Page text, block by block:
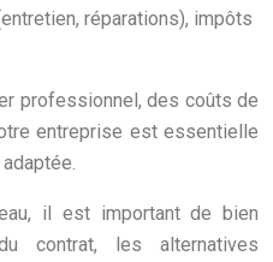
réparations), impôts
professionnel, des coûts de
entreprise est essentielle
il est important de bien
contrat, les alternatives